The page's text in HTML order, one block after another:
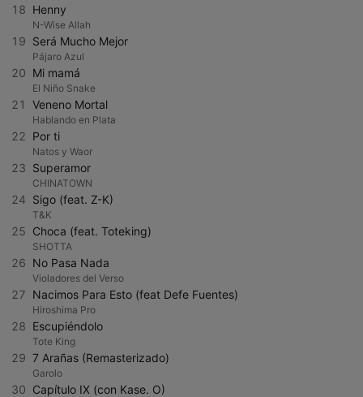
18 Henny
N-Wise Allah
19 Será Mucho Mejor
Pájaro Azul
20 Mi mamá
El Niño Snake
21 Veneno Mortal
Hablando en Plata
22 Por ti
Natos y Waor
23 Superamor
CHINATOWN
24 Sigo (feat. Z-K)
T&K
25 Choca (feat. Toteking)
SHOTTA
26 No Pasa Nada
Violadores del Verso
27 Nacimos Para Esto (feat Defe Fuentes)
Hiroshima Pro
28 Escupiéndolo
Tote King
29 7 Arañas (Remasterizado)
Garolo
30 Capítulo IX (con Kase. O)